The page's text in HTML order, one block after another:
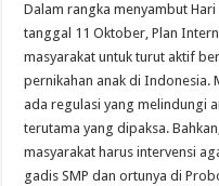
Dalam rangka menyambut
tanggal 11 Oktober, Plan
masyarakat untuk turut aktif
pernikahan anak di Indonesia.
ada regulasi yang melindungi
terutama yang dipaksa.
masyarakat harus intervensi
gadis SMP dan ortunya di